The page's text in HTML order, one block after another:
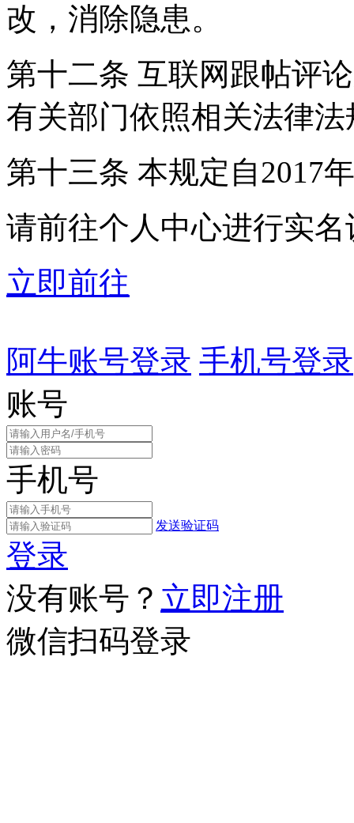
改，消除隐患。
第十二条 互联网跟帖评
有关部门依照相关法律
第十三条 本规定自2017
请前往个人中心进行实名
立即前往
阿牛账号登录 手机号登录
账号
手机号
发送验证码
登录
没有账号？ 立即注册
微信扫码登录